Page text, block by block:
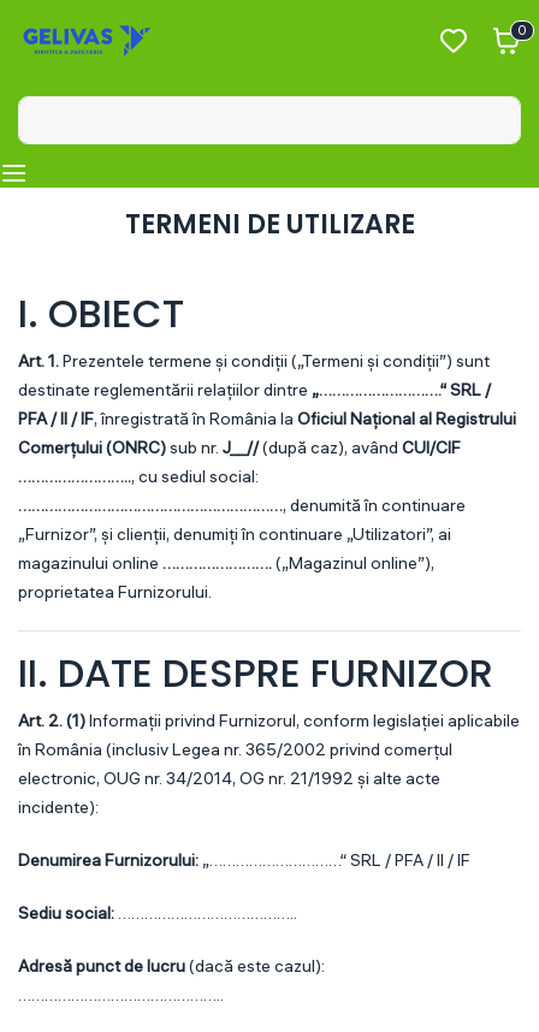
0
TERMENI DE UTILIZARE
I. OBIECT
Art. 1.Prezentele termene și condiții („Termeni și condiții”) sunt
destinate reglementării relațiilor dintre „……………………….“ SRL /
PFA / II / IF, înregistrată în România la Oficiul Național al Registrului
Comerțului (ONRC)sub nr. J__//(după caz), având CUI/CIF
…………………….., cu sediul social:
……………………………………………………, denumită în continuare
„Furnizor”, și clienții, denumiți în continuare „Utilizatori”, ai
magazinului online …………………….(„Magazinul online”),
proprietatea Furnizorului.
II. DATE DESPRE FURNIZOR
Art. 2. (1)Informații privind Furnizorul, conform legislației aplicabile
în România (inclusiv Legea nr. 365/2002 privind comerțul
electronic, OUG nr. 34/2014, OG nr. 21/1992 și alte acte
incidente):
Denumirea Furnizorului: „…………………………“ SRL / PFA / II / IF
Sediu social: …………………………………..
Adresă punct de lucru(dacă este cazul):
………………………………………..